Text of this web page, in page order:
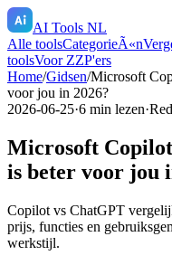
AI Tools NL
Alle toolsCategorieÃ«n
toolsVoor ZZP'ers
Home/Gidsen/Microsoft
voor jou in 2026?
2026-06-25·6 min lezen·
Microsoft
is beter voor jou
Copilot vs ChatGPT
prijs, functies en
werkstijl.